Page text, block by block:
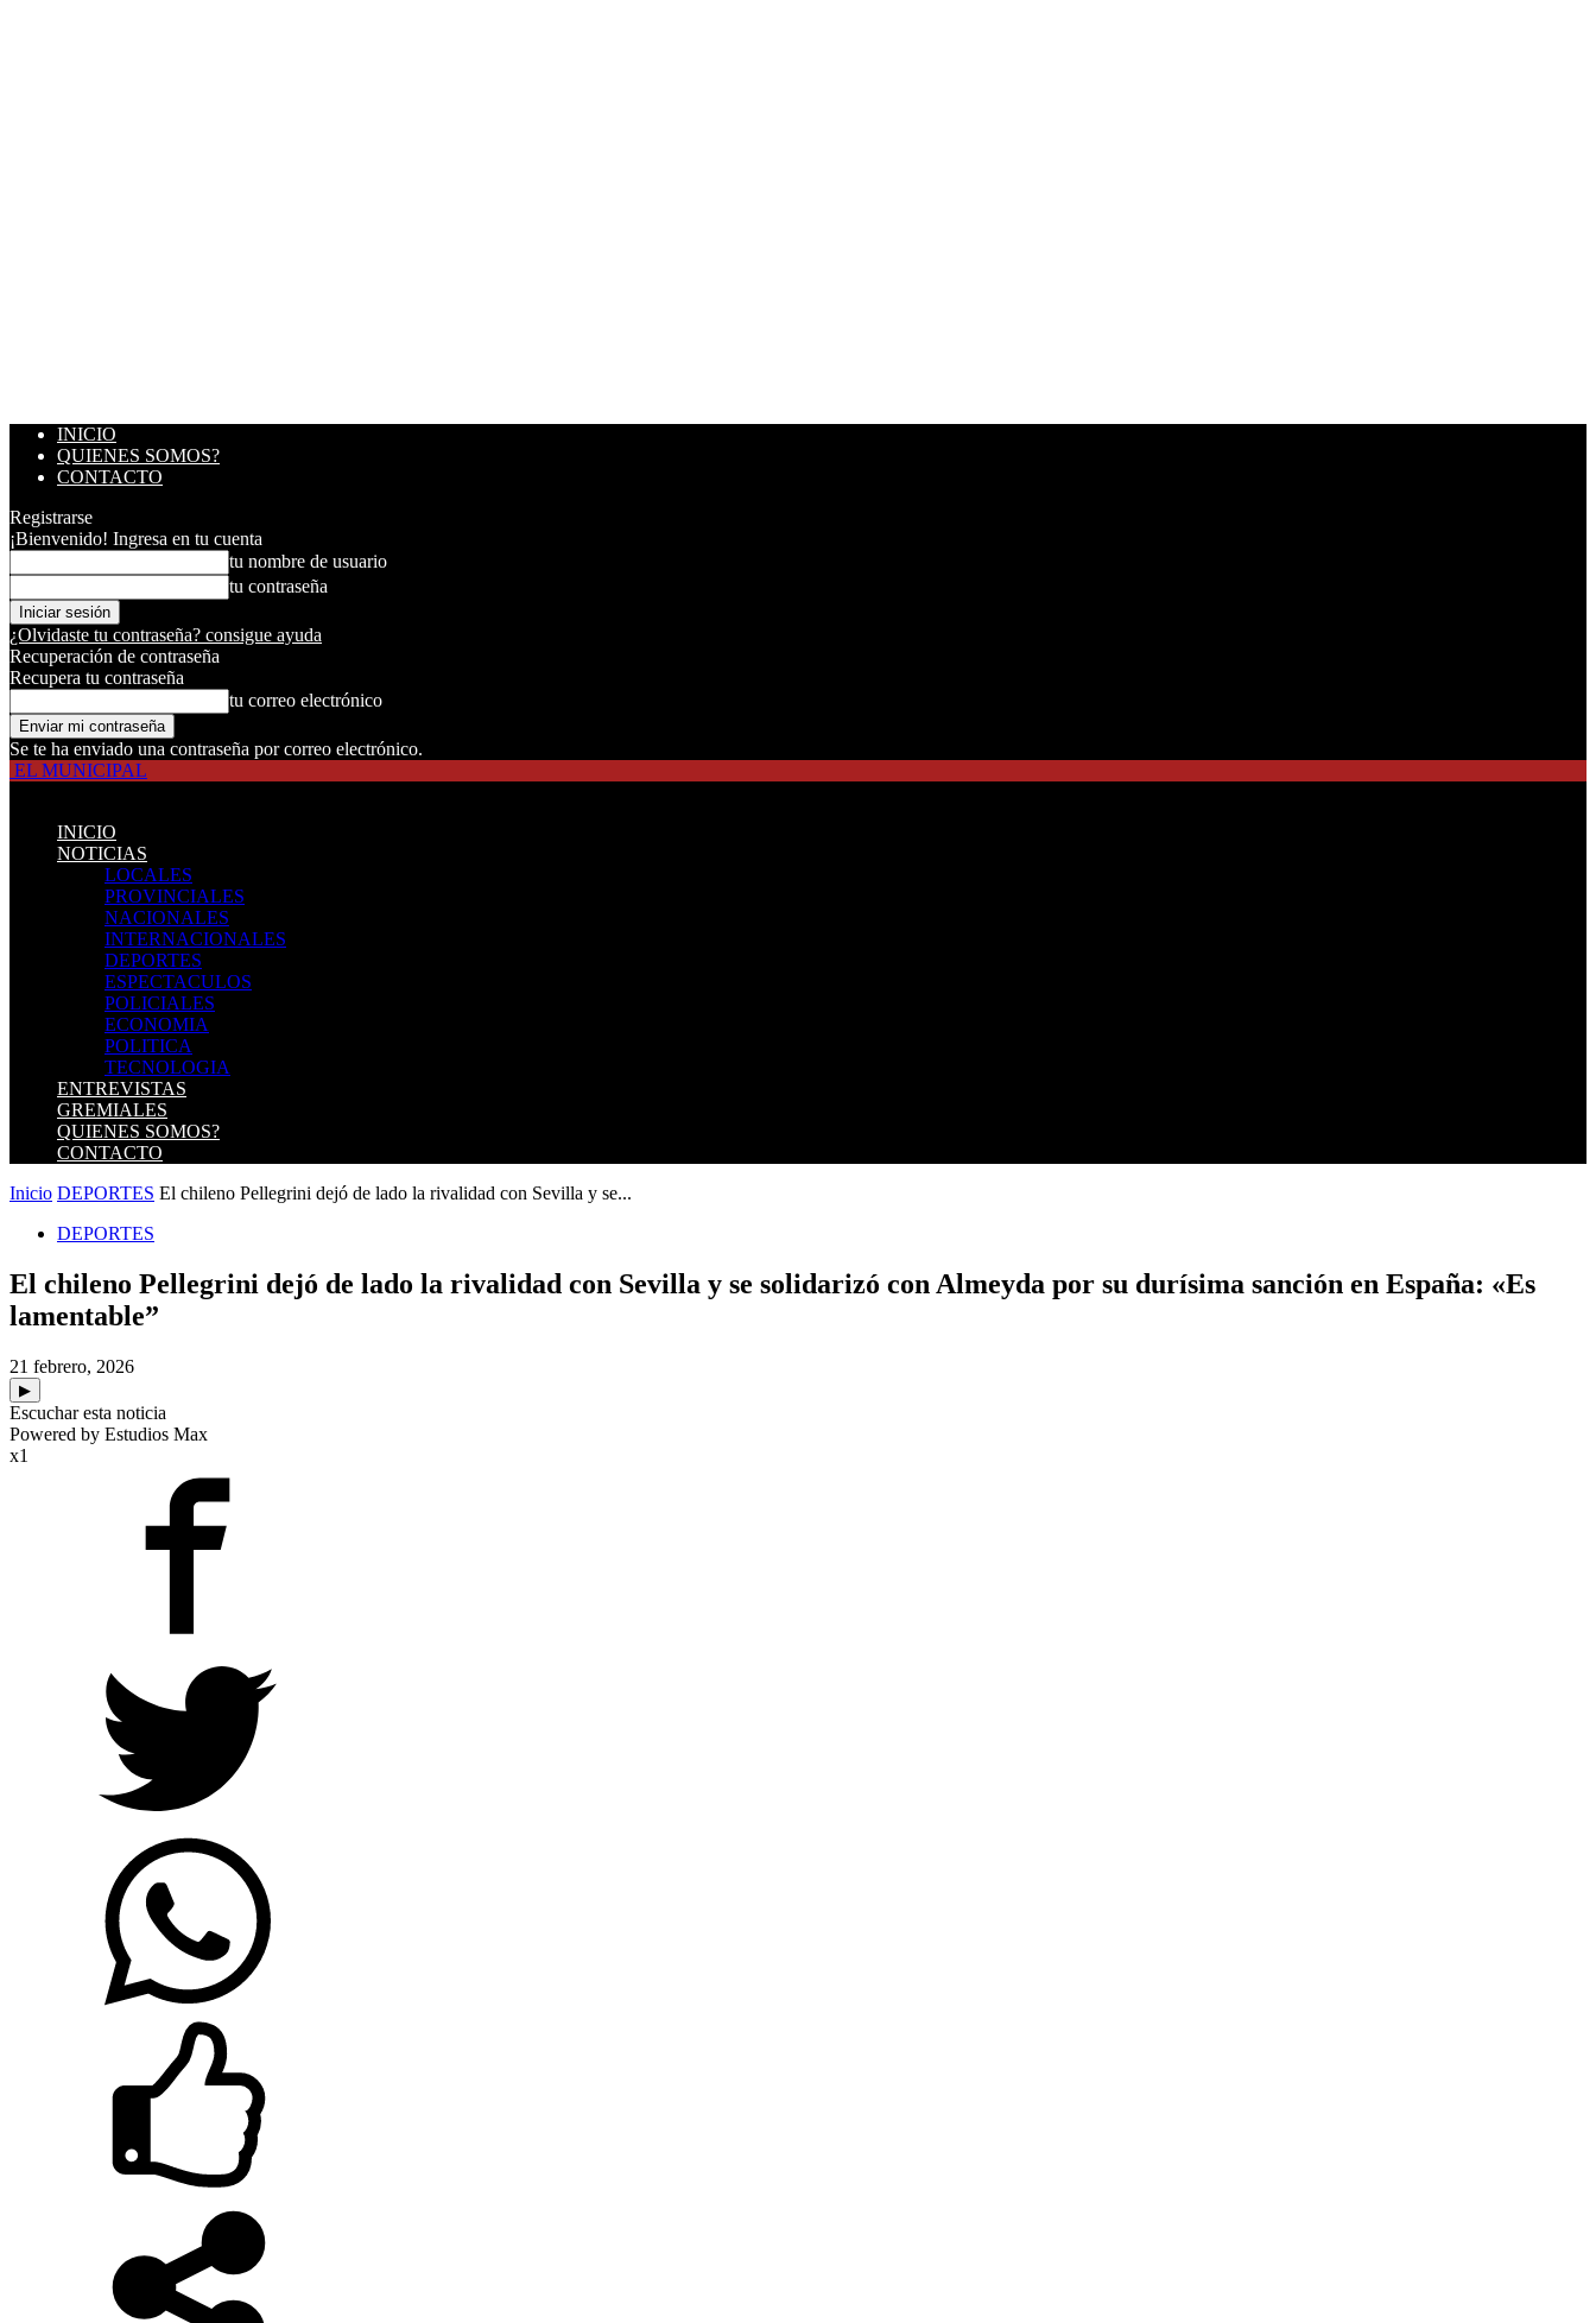
INICIO
QUIENES SOMOS?
CONTACTO
Registrarse
¡Bienvenido! Ingresa en tu cuenta
tu nombre de usuario
tu contraseña
¿Olvidaste tu contraseña? consigue ayuda
Recuperación de contraseña
Recupera tu contraseña
tu correo electrónico
Se te ha enviado una contraseña por correo electrónico.
EL MUNICIPAL
INICIO
NOTICIAS
LOCALES
PROVINCIALES
NACIONALES
INTERNACIONALES
DEPORTES
ESPECTACULOS
POLICIALES
ECONOMIA
POLITICA
TECNOLOGIA
ENTREVISTAS
GREMIALES
QUIENES SOMOS?
CONTACTO
Inicio DEPORTES El chileno Pellegrini dejó de lado la rivalidad con Sevilla y se...
DEPORTES
El chileno Pellegrini dejó de lado la rivalidad con Sevilla y se solidarizó con Almeyda por su durísima sanción en España: «Es
lamentable”
21 febrero, 2026
▶
Escuchar esta noticia
Powered by Estudios Max
x1